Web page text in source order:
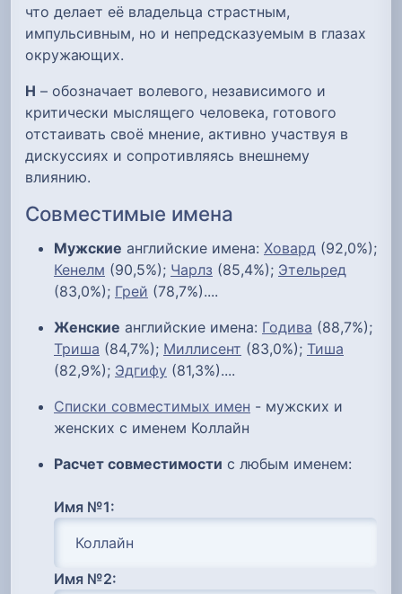
что делает её владельца страстным,
импульсивным, но и непредсказуемым в глазах
окружающих.
Н – обозначает волевого, независимого и
критически мыслящего человека, готового
отстаивать своё мнение, активно участвуя в
дискуссиях и сопротивляясь внешнему
влиянию.
Совместимые имена
Мужские английские имена: Ховард (92,0%);
Кенелм (90,5%); Чарлз (85,4%); Этельред
(83,0%); Грей (78,7%)....
Женские английские имена: Годива (88,7%);
Триша (84,7%); Миллисент (83,0%); Тиша
(82,9%); Эдгифу (81,3%)....
Списки совместимых имен - мужских и
женских с именем Коллайн
Расчет совместимости с любым именем:
Имя №1:
Имя №2: